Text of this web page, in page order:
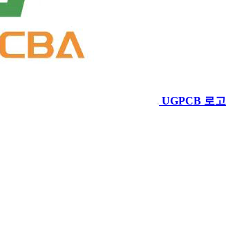
UGPCB 로고